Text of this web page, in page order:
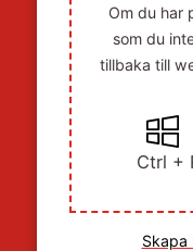
Om du har
som du
tillbaka till
Ctrl +
Skapa